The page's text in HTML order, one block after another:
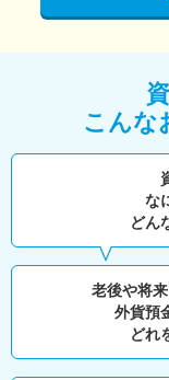
こんな
な
どん
老後や将
外貨預
どれ